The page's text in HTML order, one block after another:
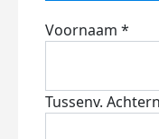
Voornaam *
Tussenv.